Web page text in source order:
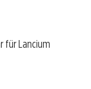
für Lancium